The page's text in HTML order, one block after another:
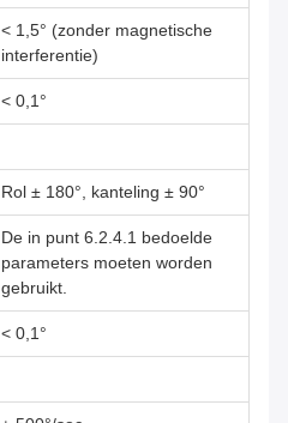
< 1,5° (zonder magnetische
interferentie)
< 0,1°
Rol ± 180°, kanteling ± 90°
De in punt 6.2.4.1 bedoelde
parameters moeten worden
gebruikt.
< 0,1°